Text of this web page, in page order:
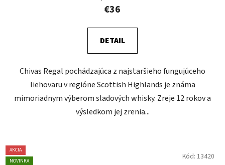
€36
DETAIL
Chivas Regal pochádzajúca z najstaršieho fungujúceho
liehovaru v regióne Scottish Highlands je známa
mimoriadnym výberom sladových whisky. Zreje 12 rokov a
výsledkom jej zrenia...
AKCIA
NOVINKA
Kód: 13420